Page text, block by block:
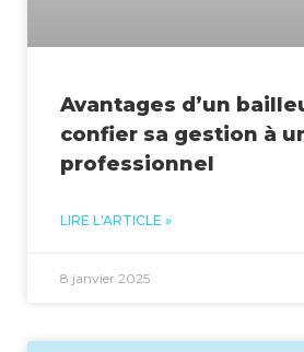
Avantages d’un
confier sa gestion à
professionnel
LIRE L'ARTICLE »
8 janvier 2025